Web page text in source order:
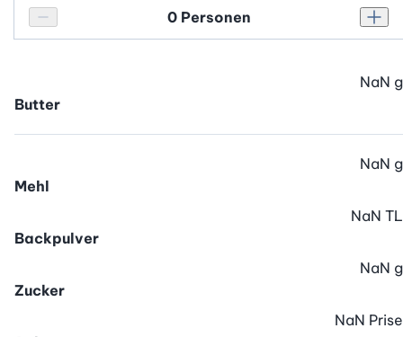
Personenanzahl verringern
Personenanzahl
Butter
NaN g
Mehl
NaN g
Backpulver
NaN TL
Zucker
NaN g
NaN Prise